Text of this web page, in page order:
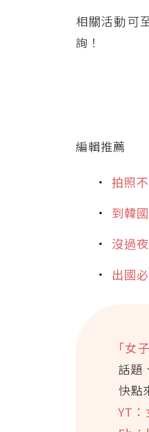
相關活動可
詢！
編輯推薦
拍照
到韓
沒過
出國
｢女
話題
快點
YT